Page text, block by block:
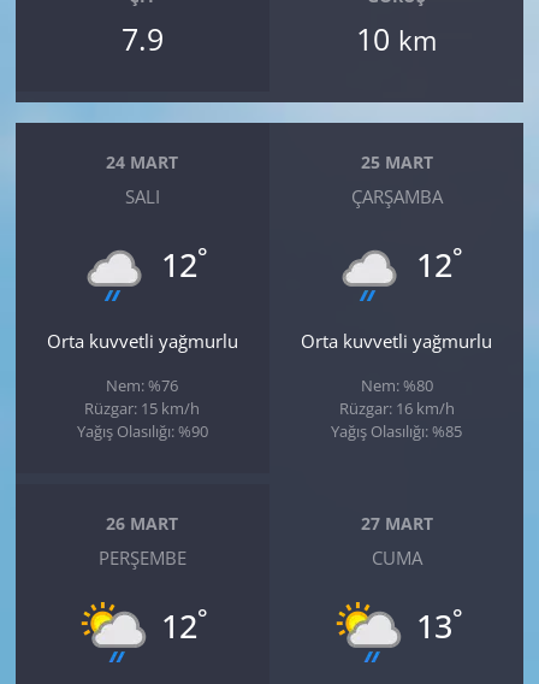
7.9 10 km
24 MART
SALI
12°
Orta kuvvetli yağmurlu
Nem: %76
Rüzgar: 15 km/h
Yağış Olasılığı: %90
25 MART
ÇARŞAMBA
12°
Orta kuvvetli yağmurlu
Nem: %80
Rüzgar: 16 km/h
Yağış Olasılığı: %85
26 MART
PERŞEMBE
12°
27 MART
CUMA
13°